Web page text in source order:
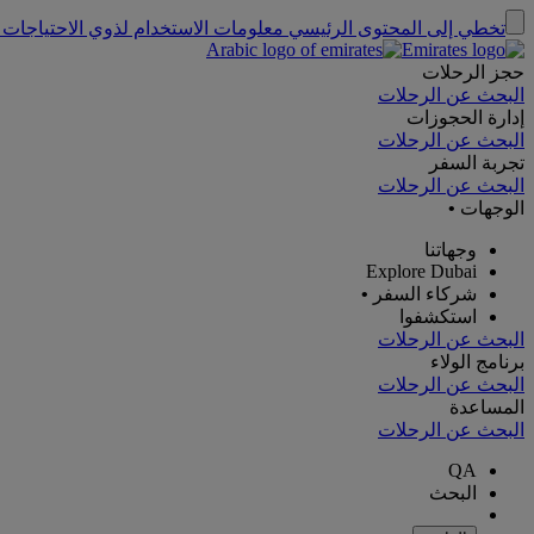
تخطي إلى المحتوى الرئيسي معلومات الاستخدام لذوي
حجز الرحلات
البحث عن الرحلات
إدارة الحجوزات
البحث عن الرحلات
تجربة السفر
البحث عن الرحلات
الوجهات •
وجهاتنا
Explore Dubai
شركاء السفر •
استكشفوا
البحث عن الرحلات
برنامج الولاء
البحث عن الرحلات
المساعدة
البحث عن الرحلات
QA
البحث